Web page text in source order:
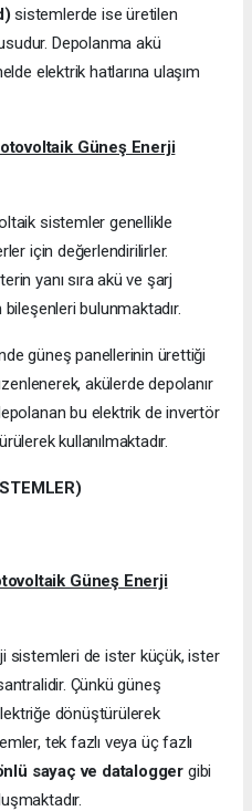
sistemlerde ise üretilen
Depolanma akü
elektrik hatlarına ulaşım
Güneş Enerji
sistemler genellikle
için değerlendirilirler.
yanı sıra akü ve şarj
bulunmaktadır.
güneş panellerinin ürettiği
akülerde depolanır
bu elektrik de invertör
kullanılmaktadır.
Güneş Enerji
sistemleri de ister küçük, ister
Çünkü güneş
dönüştürülerek
tek fazlı veya üç fazlı
sayaç ve datalogger gibi